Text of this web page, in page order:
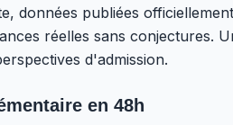
données publiées
réelles sans conjectures.
d'admission.
en 48h